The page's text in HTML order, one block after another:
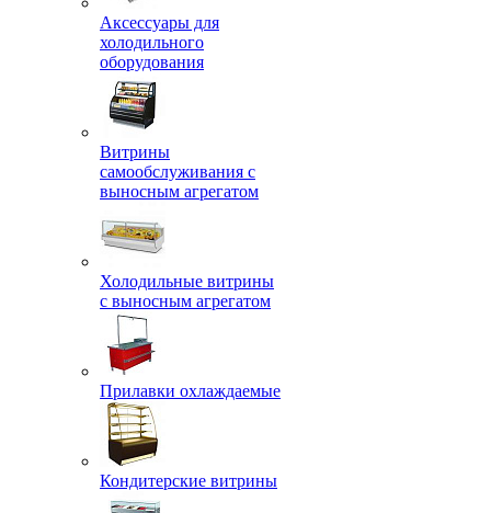
Аксессуары для
холодильного
оборудования
Витрины
самообслуживания с
выносным агрегатом
Холодильные витрины
с выносным агрегатом
Прилавки охлаждаемые
Кондитерские витрины